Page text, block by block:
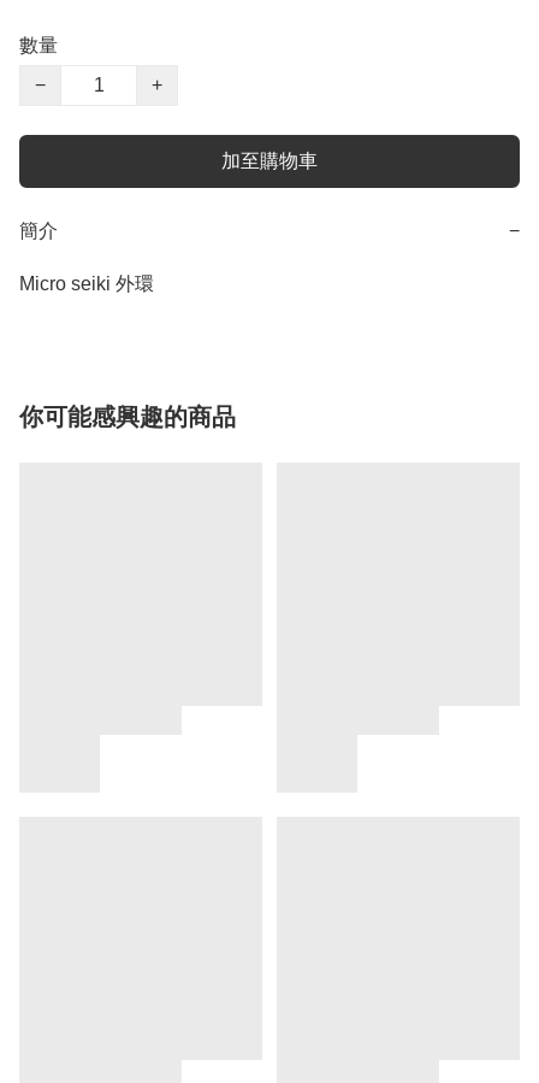
數量
−
+
加至購物車
簡介 −
Micro seiki 外環
你可能感興趣的商品